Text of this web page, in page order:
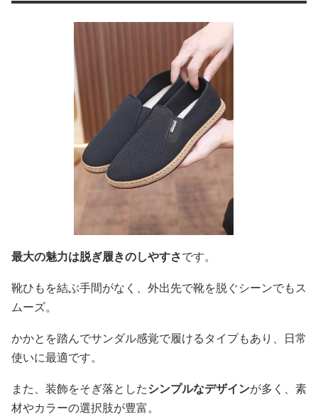
最大の魅力は脱ぎ履きのしやすさです。
靴ひもを結ぶ手間がなく、外出先で靴を脱ぐシーンでもス
ムーズ。
かかとを踏んでサンダル感覚で履けるタイプもあり、日常
使いに最適です。
また、装飾をそぎ落としたシンプルなデザインが多く、素
材やカラーの選択肢が豊富。